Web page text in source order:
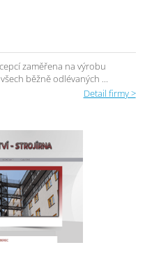
zaměřena na výrobu
běžně odlévaných ...
Detail firmy >